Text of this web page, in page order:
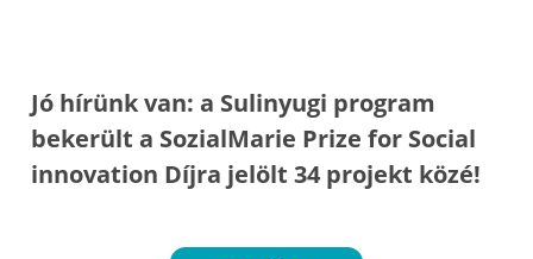
Jó hírünk van: a Sulinyugi program
bekerült a SozialMarie Prize for Social
innovation Díjra jelölt 34 projekt közé!